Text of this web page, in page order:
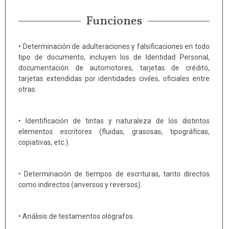
Funciones
• Determinación de adulteraciones y falsificaciones en todo
tipo de documento, incluyen los de Identidad Personal,
documentación de automotores, tarjetas de crédito,
tarjetas extendidas por identidades civiles, oficiales entre
otras.
• Identificación de tintas y naturaleza de los distintos
elementos escritores (fluidas, grasosas, tipográficas,
copiativas, etc.).
• Determinación de tiempos de escrituras, tanto directos
como indirectos (anversos y reversos).
• Análisis de testamentos ológrafos.